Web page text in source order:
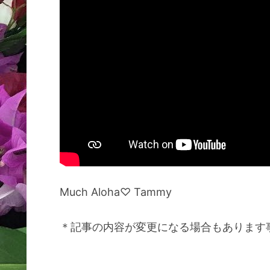
Much Aloha♡ Tammy
＊記事の内容が変更になる場合もあります